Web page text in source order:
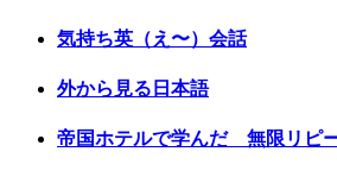
気持ち英（え〜）会話
外から見る日本語
帝国ホテルで学んだ 無限リピ